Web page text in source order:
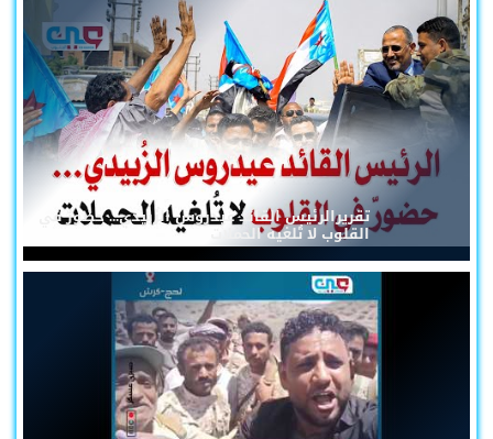
تقريرالرئيس القائد عيدروس الزُبيدي... حضورٌ في
القلوب لا تُلغيه الحملات